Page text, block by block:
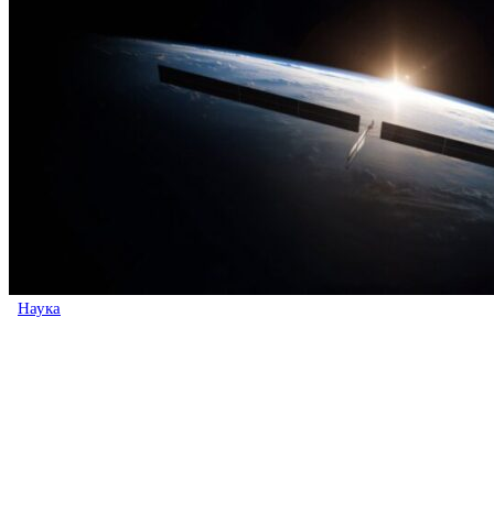
Наука